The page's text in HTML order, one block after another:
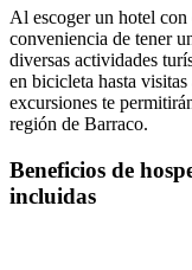
Al escoger un hotel
conveniencia de tener
diversas actividades
en bicicleta hasta
excursiones te
región de Barraco.
Beneficios de
incluidas